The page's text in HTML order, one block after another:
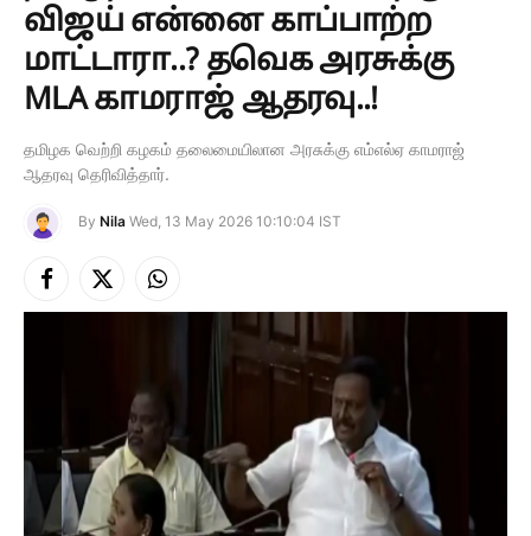
விஜய் என்னை காப்பாற்ற
மாட்டாரா..? தவெக அரசுக்கு
MLA காமராஜ் ஆதரவு..!
தமிழக வெற்றி கழகம் தலைமையிலான அரசுக்கு எம்எல்ஏ காமராஜ்
ஆதரவு தெரிவித்தார்.
By Nila Wed, 13 May 2026 10:10:04 IST
Facebook
X
(Twitter)
Instagram